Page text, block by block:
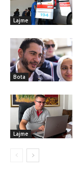
Lajme
Bota
Lajme